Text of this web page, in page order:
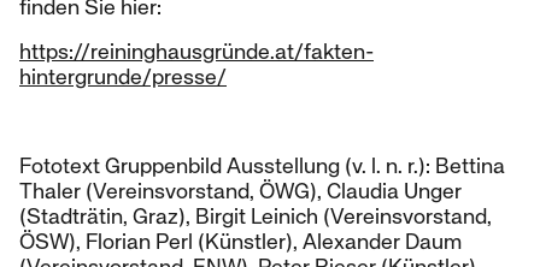
finden Sie hier:
https://reininghausgründe.at/fakten-
hintergrunde/presse/
Fototext Gruppenbild Ausstellung (v. l. n. r.): Bettina
Thaler (Vereinsvorstand, ÖWG), Claudia Unger
(Stadträtin, Graz), Birgit Leinich (Vereinsvorstand,
ÖSW), Florian Perl (Künstler), Alexander Daum